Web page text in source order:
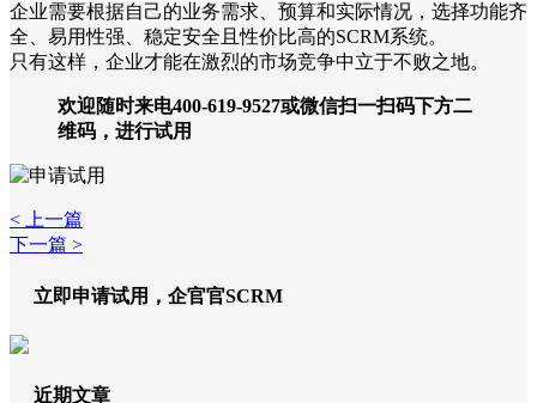
企业需要根据自己的业务需求、预算和实际情况，选择功能齐
全、易用性强、稳定安全且性价比高的SCRM系统。
只有这样，企业才能在激烈的市场竞争中立于不败之地。
欢迎随时来电400-619-9527或微信扫一扫码下方二
维码，进行试用
< 上一篇
下一篇 >
立即申请试用，企官官SCRM
近期文章